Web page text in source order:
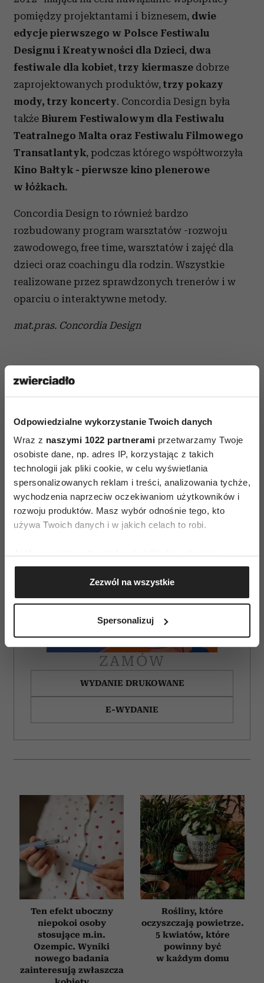
Odpowiedzialne wykorzystanie Twoich danych
Wraz z naszymi 1022 partnerami przetwarzamy Twoje
osobiste dane, np. adres IP, korzystając z takich
technologii jak pliki cookie, w celu wyświetlania
spersonalizowanych reklam i treści, analizowania tychże,
wychodzenia naprzeciw oczekiwaniom użytkowników i
rozwoju produktów. Masz wybór odnośnie tego, kto
używa Twoich danych i w jakich celach to robi.
Gromadzić dane dotyczące Twojej lokalizacji
geograficznej z dokładnością nawet do kilku metrów
Identyfikować Twoje urządzenie, aktywnie
(fingerprinting, czyli wirtualny odcisk palca)
dane są przetwarzane oraz ustaw własne preferencje w
sekcji szczegółów. W Deklaracji plików cookie możesz
zmienić lub wycofać swoją zgodę w dowolnej chwili.
Wykorzystujemy pliki cookie do spersonalizowania treści
analizować ruch w naszej witrynie. Informacje o tym, jak
otrzymanymi od Ciebie lub uzyskanymi podczas
korzystania z ich usług.
Zezwól na wszystkie
Spersonalizuj
pomiędzy projektantami i biznesem, dwie
edycje pierwszego w Polsce Festiwalu
Designu i Kreatywności dla Dzieci, dwa
festiwale dla kobiet,trzy kiermasze dobrze
zaprojektowanych produktów,trzy pokazy
mody, trzy koncerty. Concordia Design była
także Biurem Festiwalowym dla Festiwalu
Teatralnego Malta oraz Festiwalu Filmowego
Transatlantyk, podczas którego współtworzyła
Kino Bałtyk - pierwsze kino plenerowe
w łóżkach.
Concordia Design to również bardzo
rozbudowany program warsztatów -rozwoju
zawodowego, free time, warsztatów i zajęć dla
dzieci oraz coachingu dla rodzin. Wszystkie
realizowane przez sprawdzonych trenerów i w
oparciu o interaktywne metody.
mat.pras. Concordia Design
AUTOPROMOCJA
ZAMÓW
WYDANIE DRUKOWANE
E-WYDANIE
Ten efekt uboczny
niepokoi osoby
stosujące m.in.
Ozempic. Wyniki
nowego badania
zainteresują zwłaszcza
Rośliny, które
oczyszczają powietrze.
5 kwiatów, które
powinny być
w każdym domu